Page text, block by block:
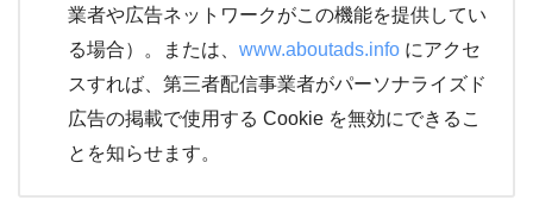
業者や広告ネットワークがこの機能を提供してい
る場合）。または、 www.aboutads.info にアクセ
スすれば、第三者配信事業者がパーソナライズド
広告の掲載で使用する Cookie を無効にできるこ
とを知らせます。